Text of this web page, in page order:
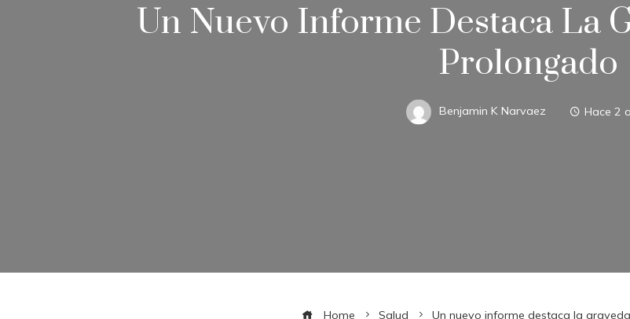
Un Nuevo Informe Destaca La
Prolongado
Benjamin K Narvaez Hace 2
Home Salud Un nuevo informe destaca la